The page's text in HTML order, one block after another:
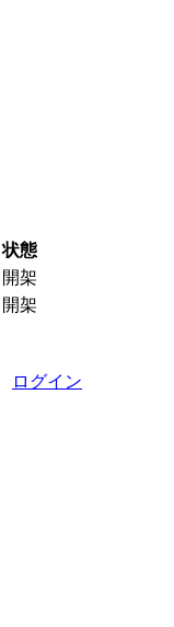
状態
開架
開架
ログイン